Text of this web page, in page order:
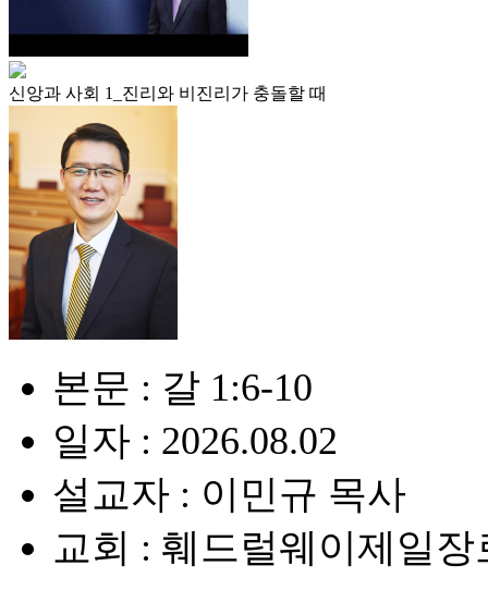
신앙과 사회 1_진리와 비진리가 충돌할 때
본문 : 갈 1:6-10
일자 : 2026.08.02
설교자 : 이민규 목사
교회 : 훼드럴웨이제일장